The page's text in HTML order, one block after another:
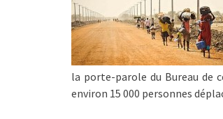
la porte-parole du Bureau de
environ 15 000 personnes